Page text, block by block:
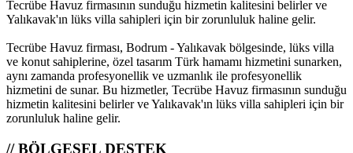
Tecrübe Havuz firmasının sunduğu hizmetin kalitesini belirler ve
Yalıkavak'ın lüks villa sahipleri için bir zorunluluk haline gelir.
Tecrübe Havuz firması, Bodrum - Yalıkavak bölgesinde, lüks villa
ve konut sahiplerine, özel tasarım Türk hamamı hizmetini sunarken,
aynı zamanda profesyonellik ve uzmanlık ile profesyonellik
hizmetini de sunar. Bu hizmetler, Tecrübe Havuz firmasının sunduğu
hizmetin kalitesini belirler ve Yalıkavak'ın lüks villa sahipleri için bir
zorunluluk haline gelir.
// BÖLGESEL DESTEK